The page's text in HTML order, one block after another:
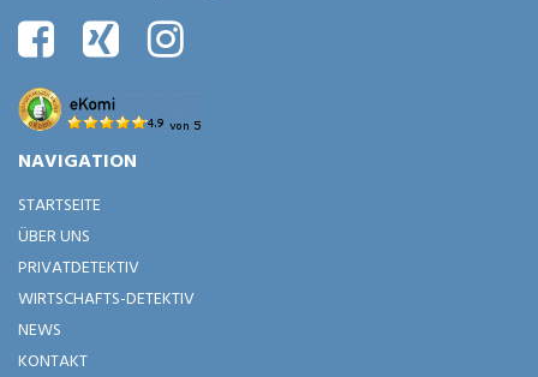
NAVIGATION
STARTSEITE
ÜBER UNS
PRIVATDETEKTIV
WIRTSCHAFTS-DETEKTIV
NEWS
KONTAKT